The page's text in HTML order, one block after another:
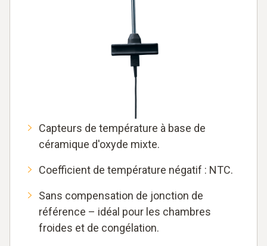
Capteurs de température à base de
céramique d'oxyde mixte.
Coefficient de température négatif : NTC.
Sans compensation de jonction de
référence – idéal pour les chambres
froides et de congélation.